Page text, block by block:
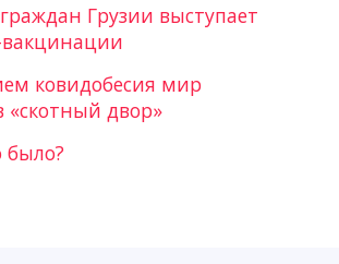
Грузии выступает
ковидобесия мир
двор»
было?